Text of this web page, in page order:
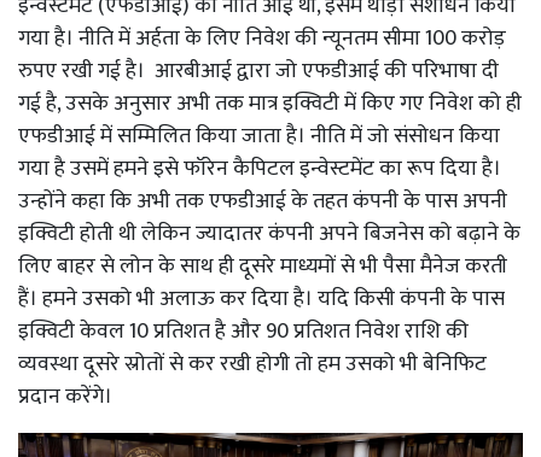
गया है। नीति में अर्हता के लिए निवेश की न्यूनतम सीमा 100 करोड़
रुपए रखी गई है। आरबीआई द्वारा जो एफडीआई की परिभाषा दी
गई है, उसके अनुसार अभी तक मात्र इक्विटी में किए गए निवेश को ही
एफडीआई में सम्मिलित किया जाता है। नीति में जो संसोधन किया
गया है उसमें हमने इसे फॉरेन कैपिटल इन्वेस्टमेंट का रूप दिया है।
उन्होंने कहा कि अभी तक एफडीआई के तहत कंपनी के पास अपनी
इक्विटी होती थी लेकिन ज्यादातर कंपनी अपने बिजनेस को बढ़ाने के
लिए बाहर से लोन के साथ ही दूसरे माध्यमों से भी पैसा मैनेज करती
हैं। हमने उसको भी अलाऊ कर दिया है। यदि किसी कंपनी के पास
इक्विटी केवल 10 प्रतिशत है और 90 प्रतिशत निवेश राशि की
व्यवस्था दूसरे स्रोतों से कर रखी होगी तो हम उसको भी बेनिफिट
प्रदान करेंगे।